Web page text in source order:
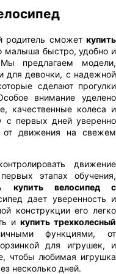
родитель сможет купить
малыша быстро, удобно и
предлагаем модели,
для девочки, с надежной
сделают прогулки
внимание уделено
качественные колеса и
с первых дней уверенно
от движения на свежем
движение
этапах обучения,
купить велосипед с
дает уверенность и
конструкции его легко
и купить трехколесный
функциями, от
для игрушек, и
чтобы любимая игрушка
несколько дней.